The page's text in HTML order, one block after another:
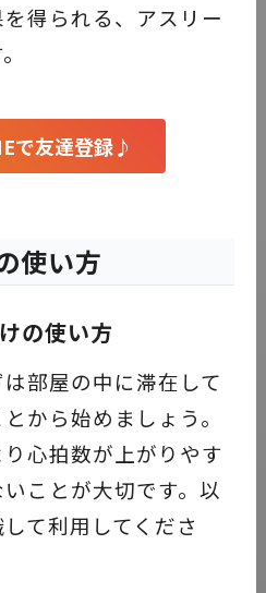
得られる、アスリー
で友達登録♪
使い方
の使い方
部屋の中に滞在して
から始めましょう。
心拍数が上がりやす
ことが大切です。以
て利用してくださ